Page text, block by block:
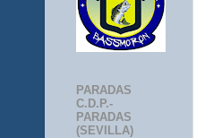
PARADAS
C.D.P.-
PARADAS
(SEVILLA)